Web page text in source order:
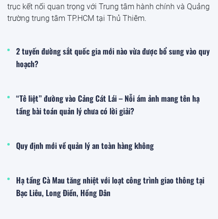
trục kết nối quan trọng với Trung tâm hành chính và Quảng
trường trung tâm TP.HCM tại Thủ Thiêm.
2 tuyến đường sắt quốc gia mới nào vừa được bổ sung vào quy
hoạch?
“Tê liệt” đường vào Cảng Cát Lái – Nỗi ám ảnh mang tên hạ
tầng bài toán quản lý chưa có lời giải?
Quy định mới về quản lý an toàn hàng không
Hạ tầng Cà Mau tăng nhiệt với loạt công trình giao thông tại
Bạc Liêu, Long Điền, Hồng Dân